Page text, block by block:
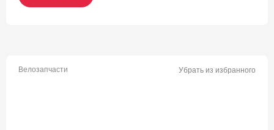
Велозапчасти Убрать из избранного